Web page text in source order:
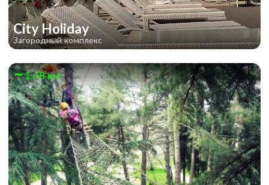
City Holiday
Загородный комплекс
1.48 км